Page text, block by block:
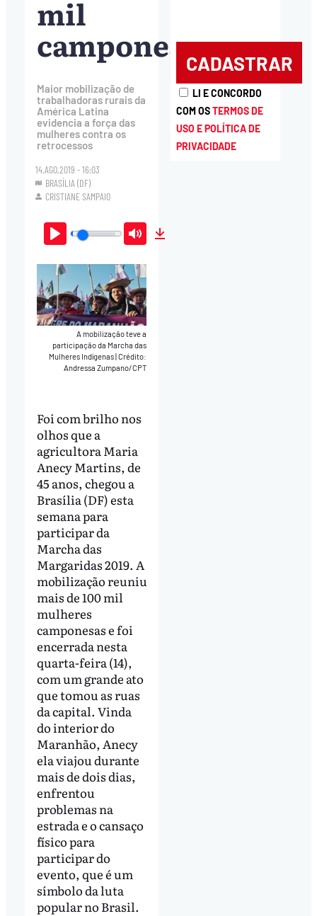
mil
camponesas
Maior mobilização de
trabalhadoras rurais da
América Latina
evidencia a força das
mulheres contra os
retrocessos
14.AGO.2019 - 16:03
BRASÍLIA (DF)
CRISTIANE SAMPAIO
Play Mute
A mobilização teve a
participação da Marcha das
Mulheres Indígenas Crédito:
Andressa Zumpano/CPT
Foi com brilho nos
olhos que a
agricultora Maria
Anecy Martins, de
45 anos, chegou a
Brasília (DF) esta
semana para
participar da
Marcha das
Margaridas 2019. A
mobilização reuniu
mais de 100 mil
mulheres
camponesas e foi
encerrada nesta
quarta-feira (14),
com um grande ato
que tomou as ruas
da capital. Vinda
do interior do
Maranhão, Anecy
ela viajou durante
mais de dois dias,
enfrentou
problemas na
estrada e o cansaço
físico para
participar do
evento, que é um
símbolo da luta
popular no Brasil.
LI E CONCORDO
COM OSTERMOS DE
USO E POLÍTICA DE
PRIVACIDADE